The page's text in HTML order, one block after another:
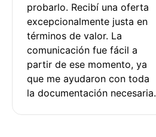
probarlo. Recibí una oferta
excepcionalmente justa en
términos de valor. La
comunicación fue fácil a
partir de ese momento, ya
que me ayudaron con toda
la documentación necesaria.